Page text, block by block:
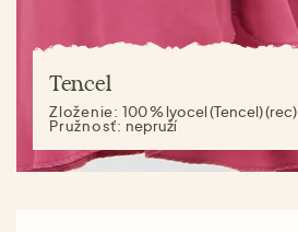
Tencel
Zloženie: 100 % lyocel (Tencel) (rec)
Pružnosť: nepruží